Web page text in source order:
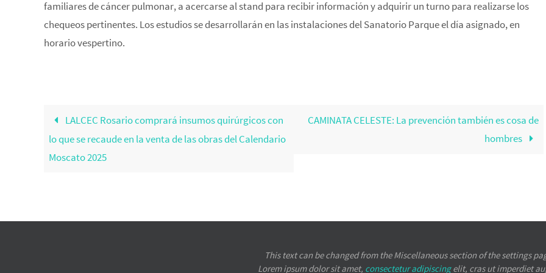
familiares de cáncer pulmonar, a acercarse al stand para recibir información y adquirir un turno para realizarse los
chequeos pertinentes. Los estudios se desarrollarán en las instalaciones del Sanatorio Parque el día asignado, en
horario vespertino.
LALCEC Rosario comprará insumos quirúrgicos con
lo que se recaude en la venta de las obras del Calendario
Moscato 2025
CAMINATA CELESTE: La prevención también es cosa de
hombres
This text can be changed from the Miscellaneous section of the settings
Lorem ipsumdolor sit amet, consectetur adipiscingelit, cras ut imperdiet